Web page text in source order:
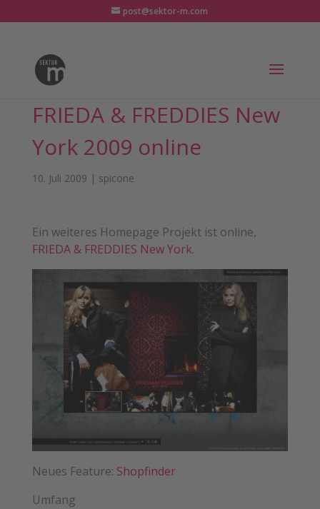
post@sektor-m.com
FRIEDA & FREDDIES New
York 2009 online
10. Juli 2009 | spicone
Ein weiteres Homepage Projekt ist online,
FRIEDA & FREDDIES New York.
Neues Feature: Shopfinder
Umfang